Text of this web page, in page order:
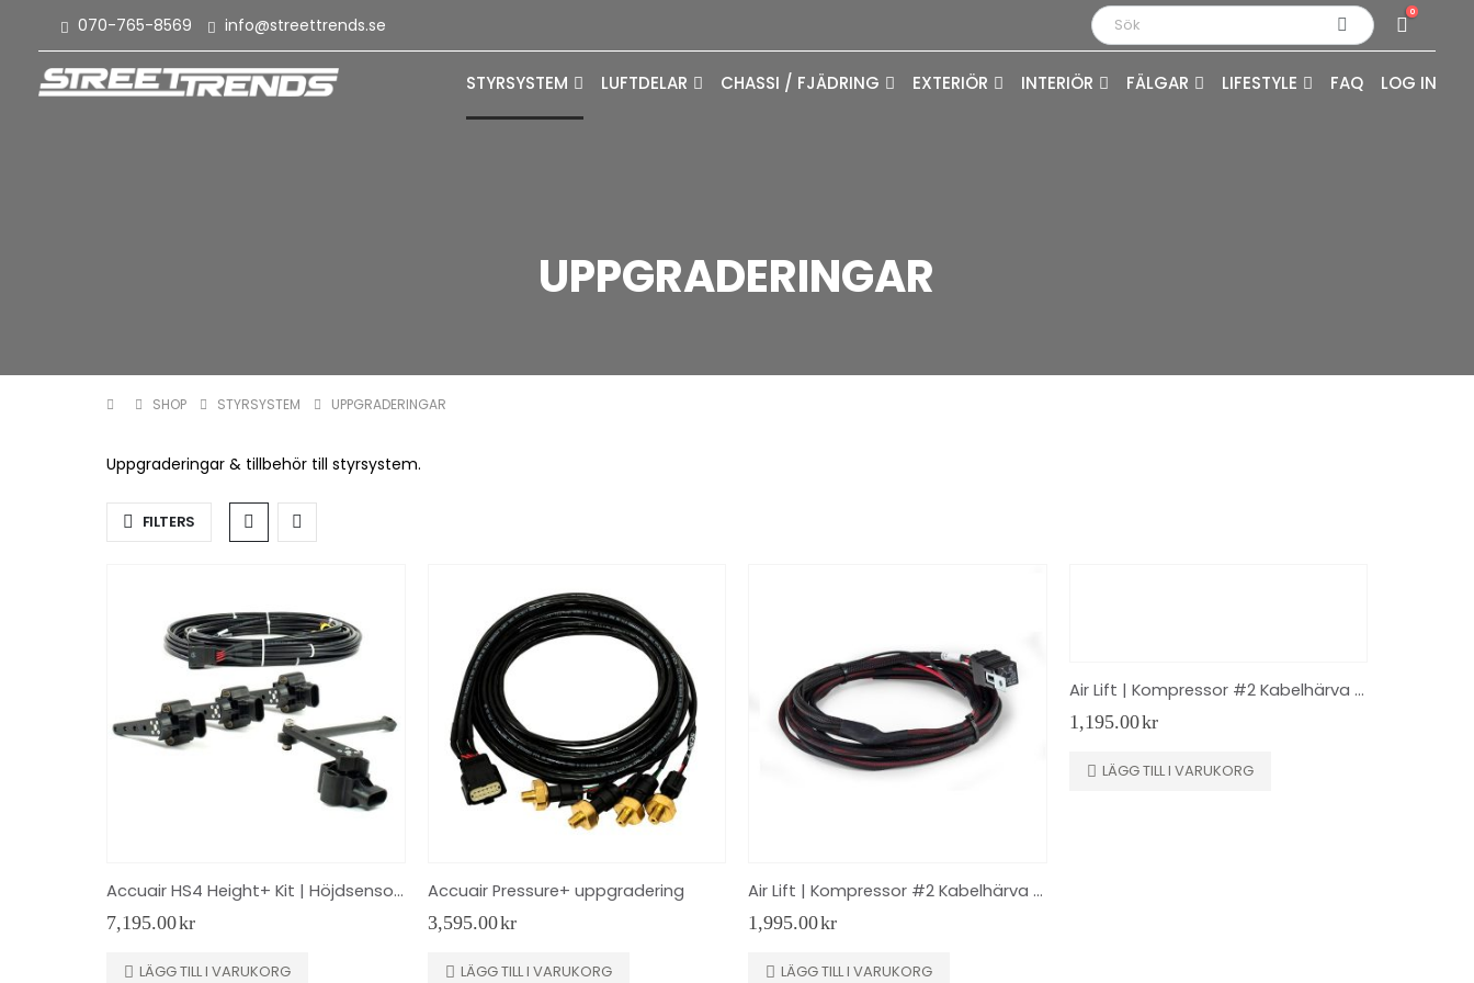
070-765-8569 info@streettrends.se
0
STYRSYSTEM LUFTDELAR CHASSI / FJÄDRING EXTERIÖR INTERIÖR FÄLGAR LIFESTYLE FAQ LOG IN
UPPGRADERINGAR
SHOP STYRSYSTEM UPPGRADERINGAR
Uppgraderingar & tillbehör till styrsystem.
FILTERS
Accuair HS4 Height+ Kit | Höjdsensor kit
7,195.00kr
LÄGG TILL I VARUKORG
Accuair Pressure+ uppgradering
3,595.00kr
LÄGG TILL I VARUKORG
Air Lift | Kompressor #2 Kabelhärva för 3P / 3H | 27703
1,995.00kr
LÄGG TILL I VARUKORG
Air Lift | Kompressor #2 Kabelhärva för 3P / 3H | by Null-Bar
1,195.00kr
LÄGG TILL I VARUKORG